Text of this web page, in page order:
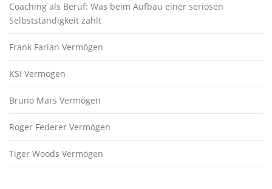
Coaching als Beruf: Was beim Aufbau einer seriösen
Selbstständigkeit zählt
Frank Farian Vermögen
KSI Vermögen
Bruno Mars Vermögen
Roger Federer Vermögen
Tiger Woods Vermögen